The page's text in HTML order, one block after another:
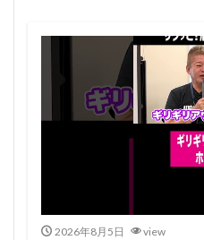
2026年8月5日 view